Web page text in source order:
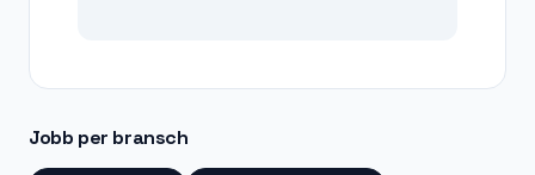
Jobb per bransch